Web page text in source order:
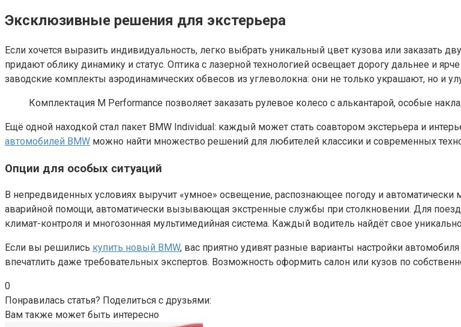
Эксклюзивные решения для экстерьера
Если хочется выразить индивидуальность, легко выбрать уникальный цвет кузова или заказать
придают облику динамику и статус. Оптика с лазерной технологией освещает дорогу дальнее и
заводские комплекты аэродинамических обвесов из углеволокна: они не только украшают, но и
Комплектация M Performance позволяет заказать рулевое колесо с алькантарой, особые
Ещё одной находкой стал пакет BMW Individual: каждый может стать соавтором экстерьера и
автомобилей BMW можно найти множество решений для любителей классики и современных
Опции для особых ситуаций
В непредвиденных условиях выручит «умное» освещение, распознающее погоду и
аварийной помощи, автоматически вызывающая экстренные службы при столкновении. Для
климат-контроля и многозонная мультимедийная система. Каждый водитель найдёт свое
Если вы решились купить новый BMW, вас приятно удивят разные варианты настройки
впечатлить даже требовательных экспертов. Возможность оформить салон или кузов по
0
Понравилась статья? Поделиться с друзьями:
Вам также может быть интересно